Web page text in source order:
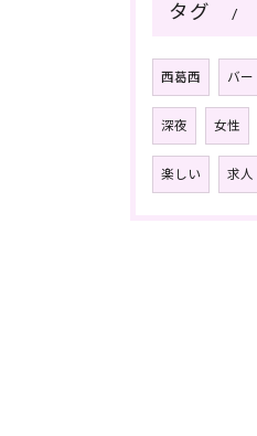
タグ
西葛西 バー
深夜 女性
楽しい 求人